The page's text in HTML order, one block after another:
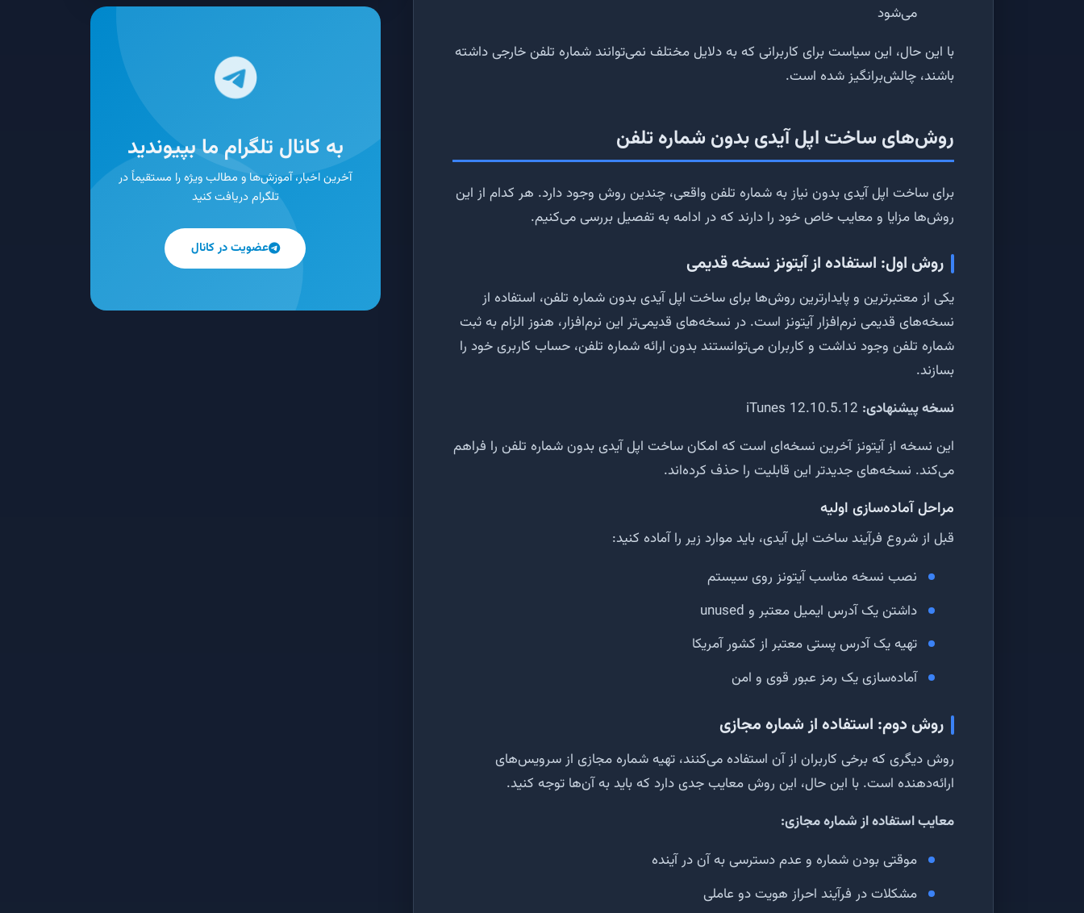
می‌شود
با این حال، این سیاست برای کاربرانی که به دلایل مختلف نمی‌توانند شماره تلفن خارجی داشته
باشند، چالش‌برانگیز شده است.
روش‌های ساخت اپل آیدی بدون شماره تلفن
برای ساخت اپل آیدی بدون نیاز به شماره تلفن واقعی، چندین روش وجود دارد. هر کدام از این
روش‌ها مزایا و معایب خاص خود را دارند که در ادامه به تفصیل بررسی می‌کنیم.
روش اول: استفاده از آیتونز نسخه قدیمی
یکی از معتبرترین و پایدارترین روش‌ها برای ساخت اپل آیدی بدون شماره تلفن، استفاده از
نسخه‌های قدیمی نرم‌افزار آیتونز است. در نسخه‌های قدیمی‌تر این نرم‌افزار، هنوز الزام به ثبت
شماره تلفن وجود نداشت و کاربران می‌توانستند بدون ارائه شماره تلفن، حساب کاربری خود را
بسازند.
نسخه پیشنهادی:
این نسخه از آیتونز آخرین نسخه‌ای است که امکان ساخت اپل آیدی بدون شماره تلفن را فراهم
می‌کند. نسخه‌های جدیدتر این قابلیت را حذف کرده‌اند.
مراحل آماده‌سازی اولیه
قبل از شروع فرآیند ساخت اپل آیدی، باید موارد زیر را آماده کنید:
نصب نسخه مناسب آیتونز روی سیستم
داشتن یک آدرس ایمیل معتبر و unused
تهیه یک آدرس پستی معتبر از کشور آمریکا
آماده‌سازی یک رمز عبور قوی و امن
روش دوم: استفاده از شماره مجازی
روش دیگری که برخی کاربران از آن استفاده می‌کنند، تهیه شماره مجازی از سرویس‌های
ارائه‌دهنده است. با این حال، این روش معایب جدی دارد که باید به آن‌ها توجه کنید.
معایب استفاده از شماره مجازی:
موقتی بودن شماره و عدم دسترسی به آن در آینده
مشکلات در فرآیند احراز هویت دو عاملی
به کانال تلگرام ما بپیوندید
آخرین اخبار، آموزش‌ها و مطالب ویژه را مستقیماً در
تلگرام دریافت کنید
عضویت در کانال